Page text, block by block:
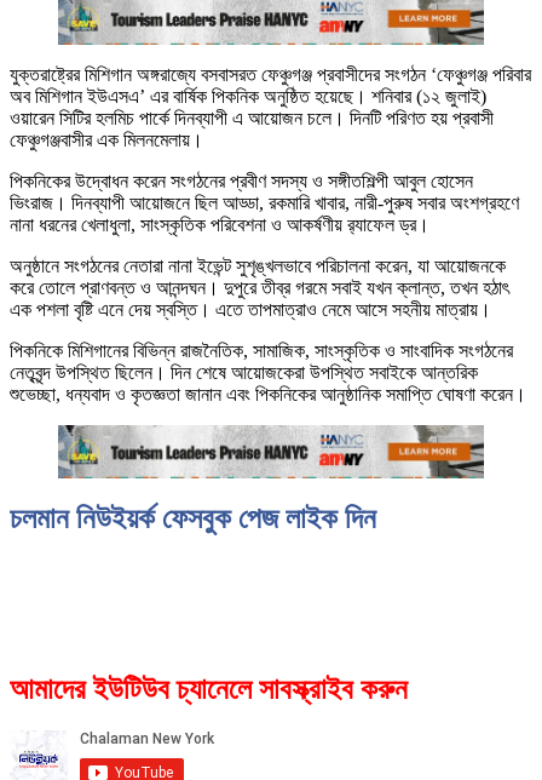
যুক্তরাষ্ট্রের মিশিগান অঙ্গরাজ্যে বসবাসরত ফেঞ্চুগঞ্জ প্রবাসীদের সংগঠন ‘ফেঞ্চুগঞ্জ পরিবার
অব মিশিগান ইউএসএ’ এর বার্ষিক পিকনিক অনুষ্ঠিত হয়েছে। শনিবার (১২ জুলাই)
ওয়ারেন সিটির হলমিচ পার্কে দিনব্যাপী এ আয়োজন চলে। দিনটি পরিণত হয় প্রবাসী
ফেঞ্চুগঞ্জবাসীর এক মিলনমেলায়।
পিকনিকের উদ্বোধন করেন সংগঠনের প্রবীণ সদস্য ও সঙ্গীতশিল্পী আবুল হোসেন
ভিংরাজ। দিনব্যাপী আয়োজনে ছিল আড্ডা, রকমারি খাবার, নারী-পুরুষ সবার অংশগ্রহণে
নানা ধরনের খেলাধুলা, সাংস্কৃতিক পরিবেশনা ও আকর্ষণীয় র‍্যাফেল ড্র।
অনুষ্ঠানে সংগঠনের নেতারা নানা ইভেন্ট সুশৃঙ্খলভাবে পরিচালনা করেন, যা আয়োজনকে
করে তোলে প্রাণবন্ত ও আনন্দঘন। দুপুরে তীব্র গরমে সবাই যখন ক্লান্ত, তখন হঠাৎ
এক পশলা বৃষ্টি এনে দেয় স্বস্তি। এতে তাপমাত্রাও নেমে আসে সহনীয় মাত্রায়।
পিকনিকে মিশিগানের বিভিন্ন রাজনৈতিক, সামাজিক, সাংস্কৃতিক ও সাংবাদিক সংগঠনের
নেতৃবৃন্দ উপস্থিত ছিলেন। দিন শেষে আয়োজকেরা উপস্থিত সবাইকে আন্তরিক
শুভেচ্ছা, ধন্যবাদ ও কৃতজ্ঞতা জানান এবং পিকনিকের আনুষ্ঠানিক সমাপ্তি ঘোষণা করেন।
চলমান নিউইয়র্ক ফেসবুক পেজ লাইক দিন
আমাদের ইউটিউব চ্যানেলে সাবস্ক্রাইব করুন